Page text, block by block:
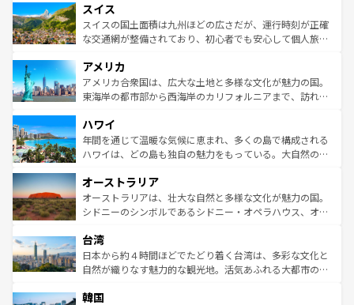
れる地方に足を運ぶとそれぞれで全く異なる文化を体験で
きるだろう。 なお、新着のフランス情報はコンテンツ一覧
を参照してほしい。
は、お酒好きな人にはぜひ体験してほしい。 なお、新着の
ドイツ情報はコンテンツ一覧を参照してほしい。
リアごとに異なる魅力がある。また、優雅なアフタヌーン
ティー、ビール好きにはたまらない英国パブ、サッカー観
戦など、本場だからこそできる体験も豊富。イギリスを旅
ンツ一覧を参照してほしい。
スイス
スイスの国土面積は九州ほどの広さだが、運行時刻が正確
な交通網が整備されており、初心者でも安心して個人旅行
の建物がそのまま残る町や、スイスならではのユニークな
博物館もあり、アルプス観光だけでなく町歩きも満喫する
ことができる。国民の所得が高いため物価も高いが、旅行
ば市内交通費無料で観光を楽しむこともできる。 なお、新
着のスイス情報はコンテンツ一覧 を参照してほしい。
アメリカ
アメリカ合衆国は、広大な土地と多様な文化が魅力の国。
東海岸の都市部から西海岸のカリフォルニアまで、訪れる
のような巨大都市は、観光、ショッピング、エンターテイ
ンメントが詰まった刺激的なスポットだ。一方、アメリカ
西部には大自然が広がり、グランドキャニオンやイエロー
部のニューオーリンズでは、音楽と美食が融合した独特の
文化が魅力。旅行者はアメリカの各地域で異なる魅力を楽
しみながら、その多様性と豊かな歴史を感じることができ
ならではの贅沢な旅のスタイルだ。 なお、新着のアメリカ
情報はコンテンツ一覧を参照してほしい。
ハワイ
年間を通じて温暖な気候に恵まれ、多くの島で構成される
ハワイは、どの島も独自の魅力をもっている。大自然の神
ワイ島は見逃せない。また、定番の観光地といえばオアフ
島だが、静かな自然を求めるならマウイ島やカウアイ島が
おすすめ。エメラルドグリーンに輝く海をはじめ、豊かな
れるおもてなしの心で訪れる人々を迎えてくれるハワイの
人々、おいしいローカルフードやハワイアンミュージッ
ク、伝統的なフラダンスなど、すべてがハワイの魅力を彩
ワイを、存分に味わってほしい。 なお、新着のハワイ情報
オーストラリア
オーストラリアは、壮大な自然と多様な文化が魅力の国。
シドニーのシンボルであるシドニー・オペラハウス、オー
リアリーフや大陸中央部にそびえるウルル（エアーズロッ
ク）、タスマニアの美しい原生林やケアンズの熱帯雨林な
ど、見どころがたくさん。また、カフェやワイン、オージ
いる。アクティビティも充実しており、サーフィンやダイ
台湾
日本から約４時間ほどでたどり着く台湾は、多彩な文化と
自然が織りなす魅力的な観光地。活気あふれる大都市の台
ン）、静ひつな山岳地帯である台湾東部など、都市の喧騒
韓国